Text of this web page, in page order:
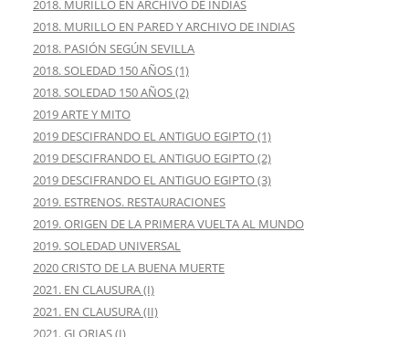
2018. MURILLO EN ARCHIVO DE INDIAS
2018. MURILLO EN PARED Y ARCHIVO DE INDIAS
2018. PASIÓN SEGÚN SEVILLA
2018. SOLEDAD 150 AÑOS (1)
2018. SOLEDAD 150 AÑOS (2)
2019 ARTE Y MITO
2019 DESCIFRANDO EL ANTIGUO EGIPTO (1)
2019 DESCIFRANDO EL ANTIGUO EGIPTO (2)
2019 DESCIFRANDO EL ANTIGUO EGIPTO (3)
2019. ESTRENOS. RESTAURACIONES
2019. ORIGEN DE LA PRIMERA VUELTA AL MUNDO
2019. SOLEDAD UNIVERSAL
2020 CRISTO DE LA BUENA MUERTE
2021. EN CLAUSURA (I)
2021. EN CLAUSURA (II)
2021. GLORIAS (I)